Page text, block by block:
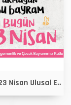
Nisan Ulusal E..